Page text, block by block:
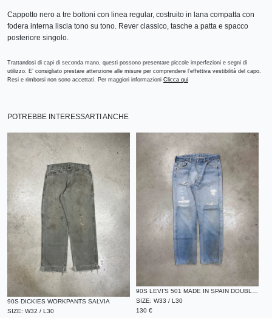
Cappotto nero a tre bottoni con linea regular, costruito in lana compatta con
fodera interna liscia tono su tono. Rever classico, tasche a patta e spacco
posteriore singolo.
Trattandosi di capi di seconda mano, questi possono presentare piccole imperfezioni e segni di
utilizzo. E’ consigliato prestare attenzione alle misure per comprendere l’effettiva vestibilità del capo.
Resi e rimborsi non sono accettati. Per maggiori informazioni Clicca qui
POTREBBE INTERESSARTI ANCHE
90S DICKIES WORKPANTS SALVIA
SIZE: W32 / L30
SIZE: W33 / L30
130 €